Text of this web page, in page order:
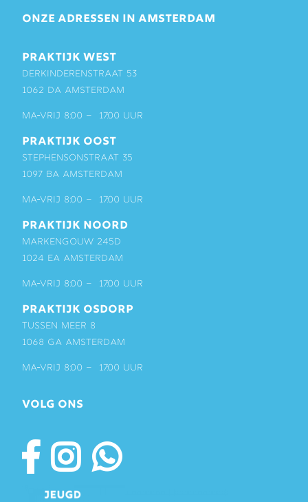
ONZE ADRESSEN IN AMSTERDAM
PRAKTIJK WEST
Derkinderenstraat 53
1062 DA Amsterdam
ma-vrij 8:00 – 17:00 uur
PRAKTIJK OOST
Stephensonstraat 35
1097 BA Amsterdam
ma-vrij 8:00 – 17:00 uur
PRAKTIJK NOORD
Markengouw 245D
1024 EA Amsterdam
ma-vrij 8:00 – 17:00 uur
PRAKTIJK OSDORP
Tussen Meer 8
1068 GA Amsterdam
ma-vrij 8:00 – 17:00 uur
VOLG ONS